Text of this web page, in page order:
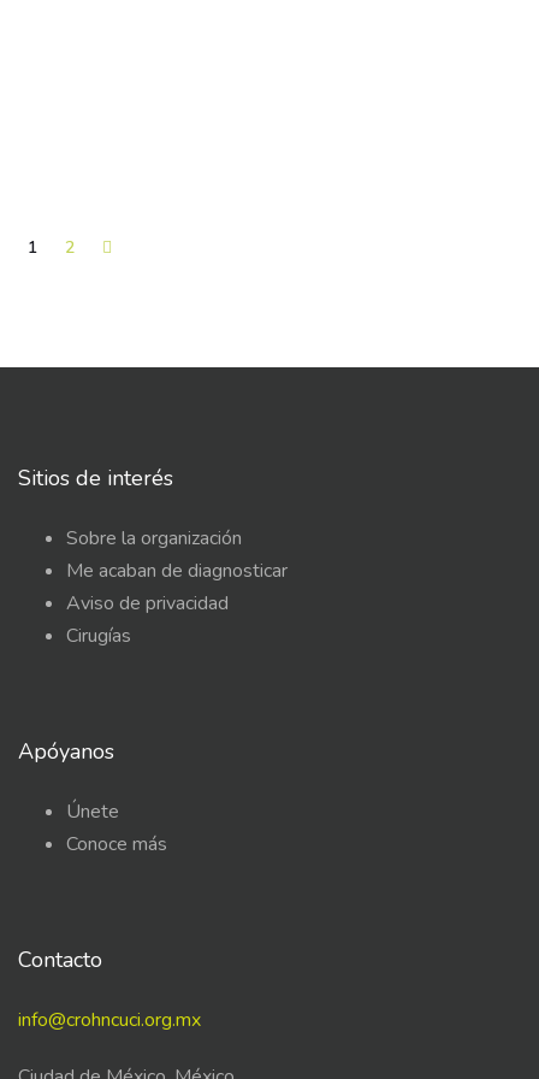
1 2
Sitios de interés
Sobre la organización
Me acaban de diagnosticar
Aviso de privacidad
Cirugías
Apóyanos
Únete
Conoce más
Contacto
info@crohncuci.org.mx